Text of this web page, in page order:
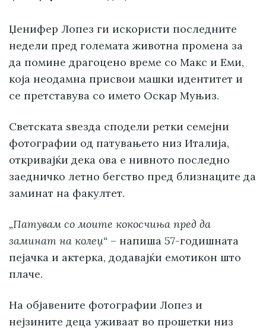
Џенифер Лопез ги искористи последните
недели пред големата животна промена за
да помине драгоцено време со Макс и Еми,
која неодамна присвои машки идентитет и
се претставува со името Оскар Муњиз.
Светската ѕвезда сподели ретки семејни
фотографии од патувањето низ Италија,
откривајќи дека ова е нивното последно
заедничко летно бегство пред близнаците да
заминат на факултет.
„Патувам со моите кокосчиња пред да
заминат на колеџ“ – напиша 57-годишната
пејачка и актерка, додавајќи емотикон што
плаче.
На објавените фотографии Лопез и
нејзините деца уживаат во прошетки низ